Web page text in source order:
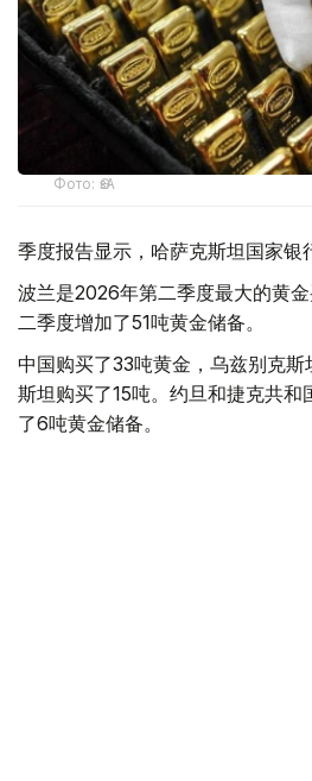
Фото: ӨзА
季度报告显示，哈萨克斯坦国家银
波兰是2026年第二季度最大的黄
二季度增加了51吨黄金储备。
中国购买了33吨黄金，乌兹别克
斯坦购买了15吨。约旦和捷克共和
了6吨黄金储备。